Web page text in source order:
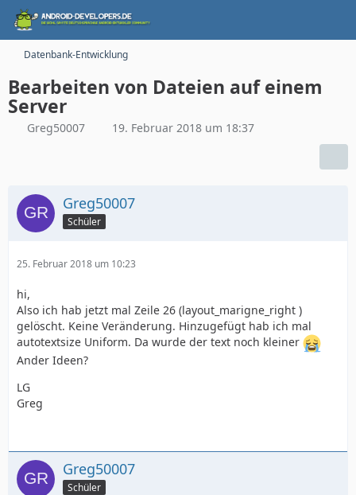
Datenbank-Entwicklung
Bearbeiten von Dateien auf einem
Server
Greg50007 19. Februar 2018 um 18:37
Greg50007
Schüler
25. Februar 2018 um 10:23
hi,
Also ich hab jetzt mal Zeile 26 (layout_marigne_right )
gelöscht. Keine Veränderung. Hinzugefügt hab ich mal
autotextsize Uniform. Da wurde der text noch kleiner
Ander Ideen?
LG
Greg
Greg50007
Schüler